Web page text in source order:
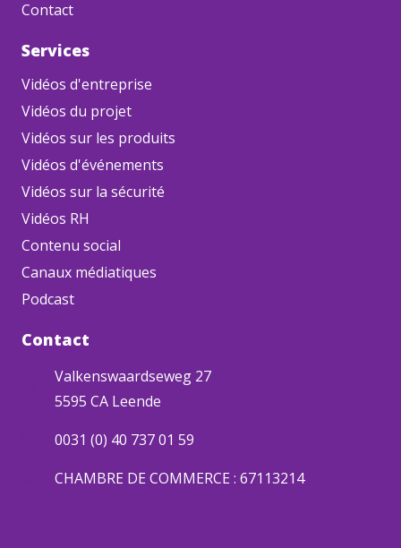
Contact
Services
Vidéos d'entreprise
Vidéos du projet
Vidéos sur les produits
Vidéos d'événements
Vidéos sur la sécurité
Vidéos RH
Contenu social
Canaux médiatiques
Podcast
Contact
Valkenswaardseweg 27
5595 CA Leende
0031 (0) 40 737 01 59
CHAMBRE DE COMMERCE : 67113214